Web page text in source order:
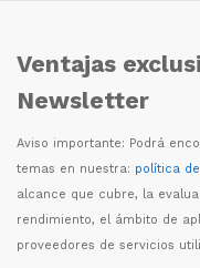
Ventajas
Newsletter
Aviso importante: Podrá
temas en nuestra: política
alcance que cubre, la
rendimiento, el ámbito de
proveedores de servicios